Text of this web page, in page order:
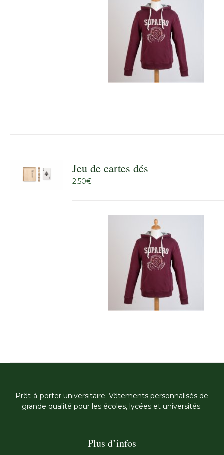
Jeu de cartes dés
2,50€
Prêt-à-porter universitaire. Vêtements personnalisés de
grande qualité pour les écoles, lycées et universités.
Plus d’infos